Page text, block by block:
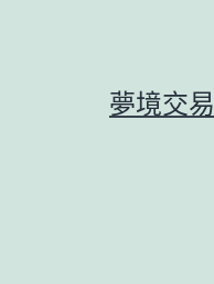
夢境交